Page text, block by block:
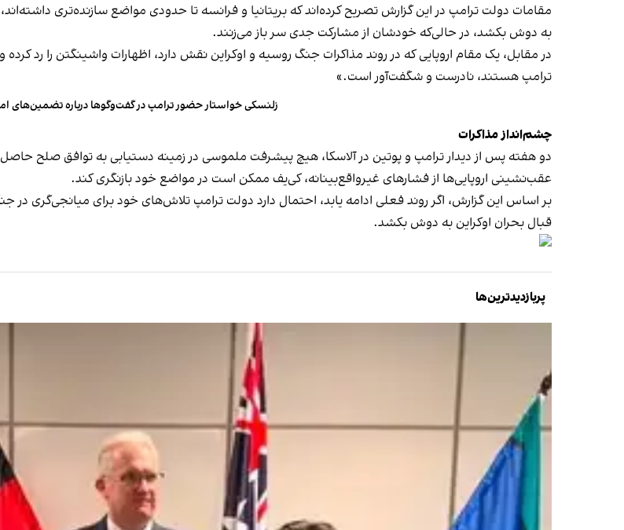
مقامات دولت ترامپ در این گزارش تصریح کرده‌اند که بریتانیا و فرانسه تا حدودی مواضع سازنده‌تری
به دوش بکشد، در حالی‌که خودشان از مشارکت جدی سر باز می‌زنند.
در مقابل، یک مقام اروپایی که در روند مذاکرات جنگ روسیه و اوکراین نقش دارد، اظهارات واشینگتن را رد
ترامپ هستند، نادرست و شگفت‌آور است.»
زلنسکی خواستار حضور ترامپ در گفت‌وگوها درباره تضمین‌های
چشم‌انداز مذاکرات
دو هفته پس از دیدار ترامپ و پوتین در آلاسکا، هیچ پیشرفت ملموسی در زمینه دستیابی به توافق صلح
عقب‌نشینی اروپایی‌ها از فشارهای غیرواقع‌بینانه، کی‌یف ممکن است در مواضع خود بازنگری کند.
بر اساس این گزارش، اگر روند فعلی ادامه یابد، احتمال دارد دولت ترامپ تلاش‌های خود برای میانجی‌گری در
قبال بحران اوکراین به دوش بکشد.
پربازدیدترین‌ها